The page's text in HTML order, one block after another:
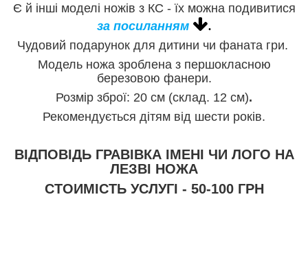
Є й інші моделі ножів з КС - їх можна подивитися
за посиланням
.
Чудовий подарунок для дитини чи фаната гри.
Модель ножа зроблена з першокласною
березовою фанери.
Розмір зброї: 20 см (склад. 12 см).
Рекомендується дітям від шести років.
ВІДПОВІДЬ ГРАВІВКА ІМЕНІ ЧИ ЛОГО НА
ЛЕЗВІ НОЖА
СТОИМІСТЬ УСЛУГІ - 50-100 ГРН